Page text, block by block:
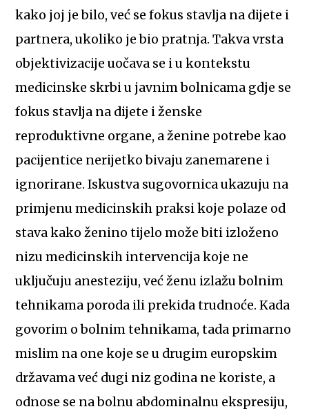
kako joj je bilo, već se fokus stavlja na dijete i
partnera, ukoliko je bio pratnja. Takva vrsta
objektivizacije uočava se i u kontekstu
medicinske skrbi u javnim bolnicama gdje se
fokus stavlja na dijete i ženske
reproduktivne organe, a ženine potrebe kao
pacijentice nerijetko bivaju zanemarene i
ignorirane. Iskustva sugovornica ukazuju na
primjenu medicinskih praksi koje polaze od
stava kako ženino tijelo može biti izloženo
nizu medicinskih intervencija koje ne
uključuju anesteziju, već ženu izlažu bolnim
tehnikama poroda ili prekida trudnoće. Kada
govorim o bolnim tehnikama, tada primarno
mislim na one koje se u drugim europskim
državama već dugi niz godina ne koriste, a
odnose se na bolnu abdominalnu ekspresiju,